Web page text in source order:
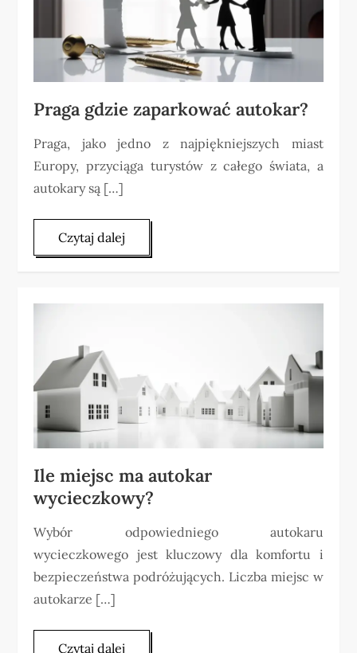
Praga gdzie zaparkować autokar?
Praga, jako jedno z najpiękniejszych miast
Europy, przyciąga turystów z całego świata, a
autokary są […]
Czytaj dalej
Ile miejsc ma autokar
wycieczkowy?
Wybór odpowiedniego autokaru
wycieczkowego jest kluczowy dla komfortu i
bezpieczeństwa podróżujących. Liczba miejsc w
autokarze […]
Czytaj dalej